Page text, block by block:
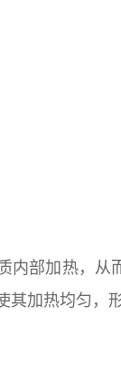
内部加热，
其加热均匀，